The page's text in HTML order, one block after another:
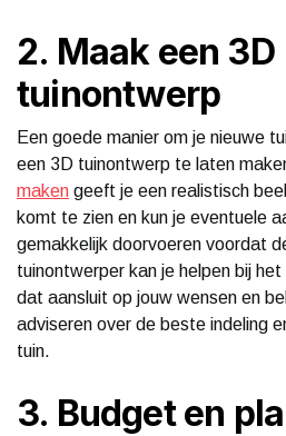
2. Maak een 3D
tuinontwerp
Een goede manier om je nieuwe
een 3D tuinontwerp te laten
maken geeft je een realistisch
komt te zien en kun je eventuele
gemakkelijk doorvoeren voordat
tuinontwerper kan je helpen bij
dat aansluit op jouw wensen en
adviseren over de beste indeling
tuin.
3. Budget en